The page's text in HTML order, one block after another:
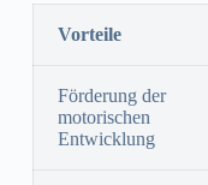
Vorteile
Förderung der
motorischen
Entwicklung